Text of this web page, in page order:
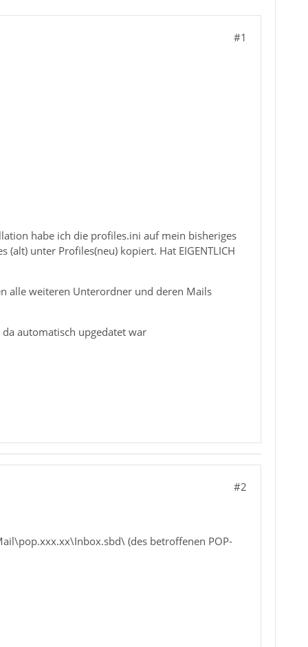
#1
habe ich die profiles.ini auf mein bisheriges
unter Profiles(neu) kopiert. Hat EIGENTLICH
alle weiteren Unterordner und deren Mails
automatisch upgedatet war
#2
(des betroffenen POP-